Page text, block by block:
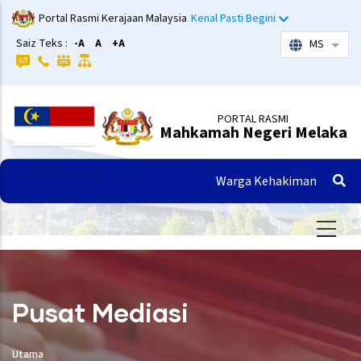
Langkau
ke
kandungan
utama
Portal Rasmi Kerajaan Malaysia Kenal Pasti Begini
Saiz Teks : -A A +A MS
PORTAL RASMI
Mahkamah Negeri Melaka
Warga Kehakiman
Pusat Mediasi
Utama